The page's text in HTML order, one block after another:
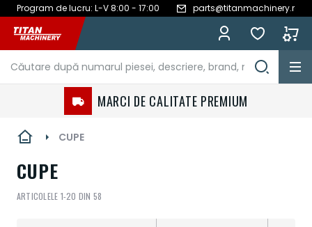
Program de lucru: L-V 8:00 - 17:00 parts@titanmachinery.ro
Mergeți
la
Conținut
MARCI DE CALITATE PREMIUM
CUPE
CUPE
ARTICOLELE 1-20 DIN 58